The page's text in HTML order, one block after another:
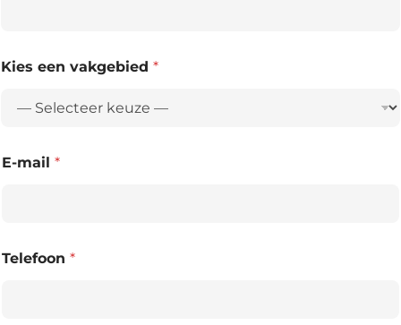
Kies een vakgebied *
E-mail *
Telefoon *